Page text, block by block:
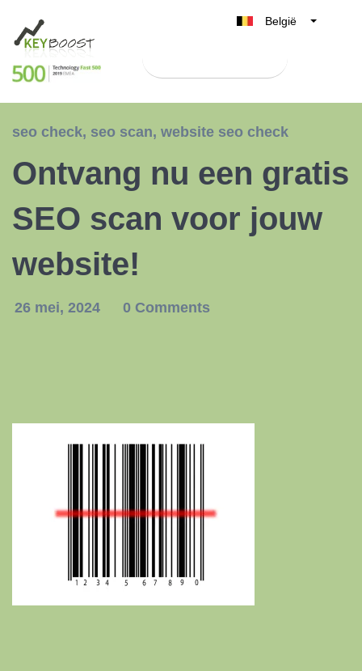
België
Nederland
España
seo check, seo scan, website seo check
Ontvang nu een gratis
SEO scan voor jouw
website!
26 mei, 2024 0 Comments